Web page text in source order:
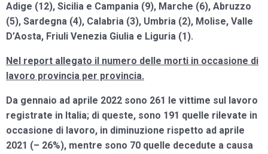
Adige (12), Sicilia e Campania (9), Marche (6), Abruzzo
(5), Sardegna (4), Calabria (3), Umbria (2), Molise, Valle
D’Aosta, Friuli Venezia Giulia e Liguria (1).
Nel report allegato il numero delle morti in occasione di
lavoro provincia per provincia.
Da gennaio ad aprile 2022 sono 261 le vittime sul lavoro
registrate in Italia; di queste, sono 191 quelle rilevate in
occasione di lavoro, in diminuzione rispetto ad aprile
2021 (– 26%), mentre sono 70 quelle decedute a causa